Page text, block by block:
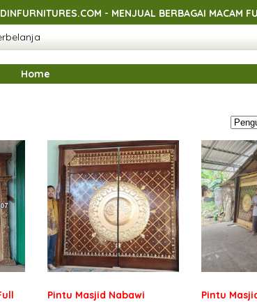
- MENJUAL BERBAGAI MACAM FURNITURE
- MENJUAL BERBAGAI MACAM FURNITURE
- MENJUAL BERBAGAI MACAM FURNITURE
Home
Pintu Masjid Nabawi
Pintu